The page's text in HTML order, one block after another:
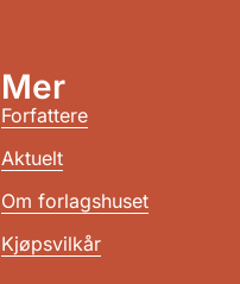
Mer
Forfattere
Aktuelt
Om forlagshuset
Kjøpsvilkår